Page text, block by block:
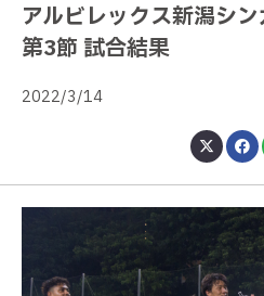
アルビレックス新潟シ
第3節 試合結果
2022/3/14